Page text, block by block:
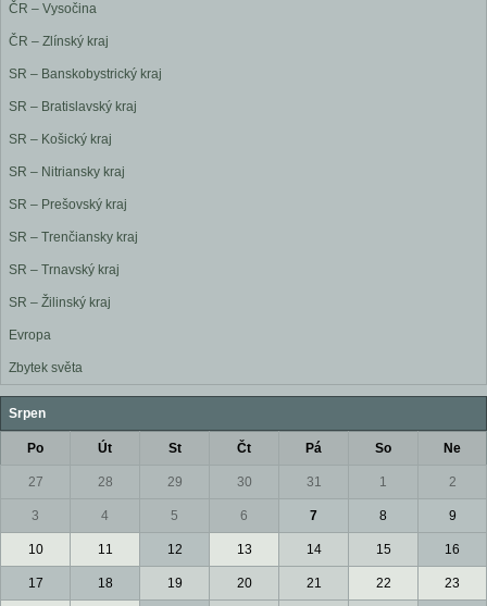
ČR – Vysočina
ČR – Zlínský kraj
SR – Banskobystrický kraj
SR – Bratislavský kraj
SR – Košický kraj
SR – Nitriansky kraj
SR – Prešovský kraj
SR – Trenčiansky kraj
SR – Trnavský kraj
SR – Žilinský kraj
Evropa
Zbytek světa
Srpen
Po Út St Čt Pá So Ne
27 28 29 30 31 1 2
3 4 5 6 7 8 9
10 11 12 13 14 15 16
17 18 19 20 21 22 23